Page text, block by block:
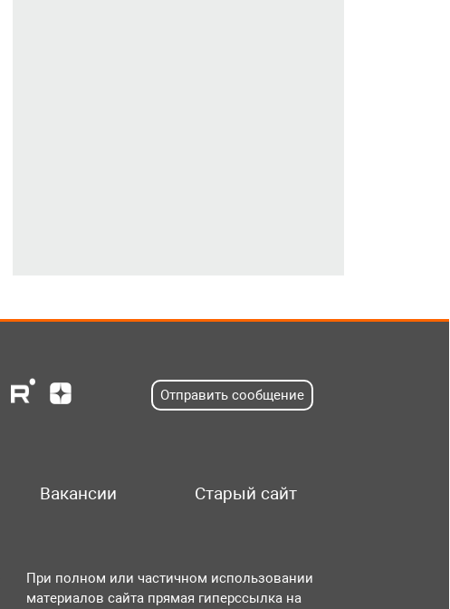
Отправить сообщение
Вакансии Старый сайт
При полном или частичном использовании
материалов сайта прямая гиперссылка на